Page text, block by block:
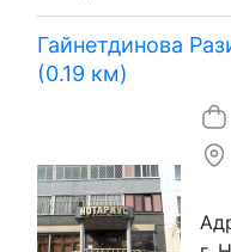
Гайнетдинова
(0.19 км)